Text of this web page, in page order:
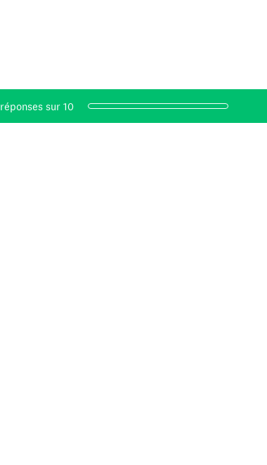
actuelle,
sur 10